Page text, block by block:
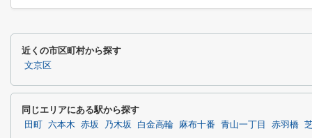
近くの市区町村から探す
文京区
同じエリアにある駅から探す
田町 六本木 赤坂 乃木坂 白金高輪 麻布十番 青山一丁目 赤羽橋